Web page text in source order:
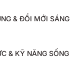
& ĐỔI MỚI SÁNG
& KỸ NĂNG SỐNG